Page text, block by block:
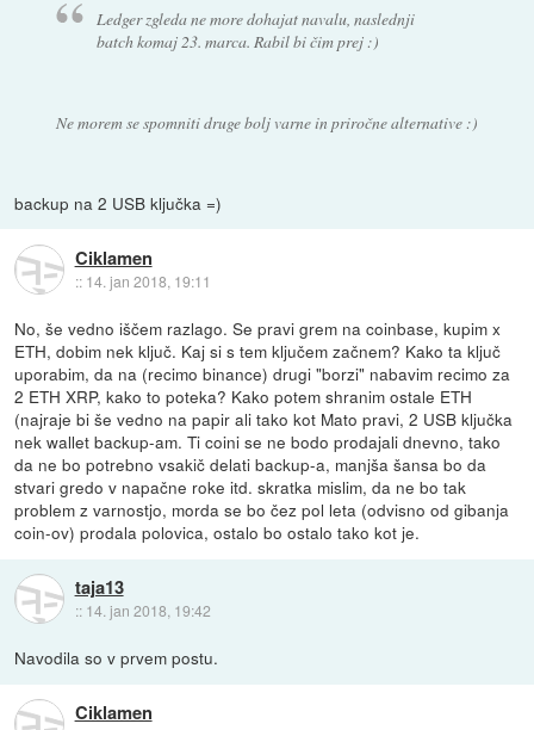
Ledger zgleda ne more dohajat navalu, naslednji
batch komaj 23. marca. Rabil bi čim prej :)
Ne morem se spomniti druge bolj varne in priročne alternative :)
backup na 2 USB ključka =)
Ciklamen
:: 14. jan 2018, 19:11
No, še vedno iščem razlago. Se pravi grem na coinbase, kupim x
ETH, dobim nek ključ. Kaj si s tem ključem začnem? Kako ta ključ
uporabim, da na (recimo binance) drugi "borzi" nabavim recimo za
2 ETH XRP, kako to poteka? Kako potem shranim ostale ETH
(najraje bi še vedno na papir ali tako kot Mato pravi, 2 USB ključka
nek wallet backup-am. Ti coini se ne bodo prodajali dnevno, tako
da ne bo potrebno vsakič delati backup-a, manjša šansa bo da
stvari gredo v napačne roke itd. skratka mislim, da ne bo tak
problem z varnostjo, morda se bo čez pol leta (odvisno od gibanja
coin-ov) prodala polovica, ostalo bo ostalo tako kot je.
taja13
:: 14. jan 2018, 19:42
Navodila so v prvem postu.
Ciklamen